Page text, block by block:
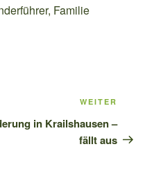
Familie
Beitrag
WEITER
in Krailshausen –
fällt aus